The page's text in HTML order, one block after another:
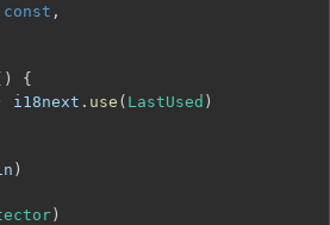
const ,
)
{
i18next . use ( LastUsed )
)
)